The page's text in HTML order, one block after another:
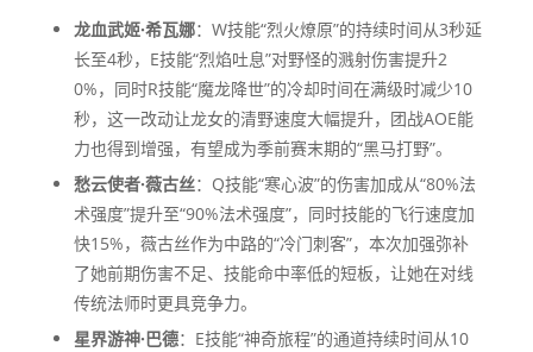
龙血武姬·希瓦娜：W技能“烈火燎原”的持续时间从3秒延
长至4秒，E技能“烈焰吐息”对野怪的溅射伤害提升2
0%，同时R技能“魔龙降世”的冷却时间在满级时减少10
秒，这一改动让龙女的清野速度大幅提升，团战AOE能
力也得到增强，有望成为季前赛末期的“黑马打野”。
愁云使者·薇古丝：Q技能“寒心波”的伤害加成从“80%法
术强度”提升至“90%法术强度”，同时技能的飞行速度加
快15%，薇古丝作为中路的“冷门刺客”，本次加强弥补
了她前期伤害不足、技能命中率低的短板，让她在对线
传统法师时更具竞争力。
星界游神·巴德：E技能“神奇旅程”的通道持续时间从10